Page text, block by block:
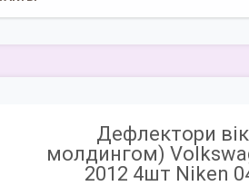
Дефлектори
молдингом)
2012 4шт Niken